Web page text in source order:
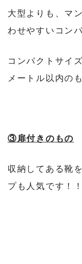
大型よりも、マ
わせやすいコン
コンパクトサイ
メートル以内の
③扉付きのもの
収納してある靴
プも人気です！！